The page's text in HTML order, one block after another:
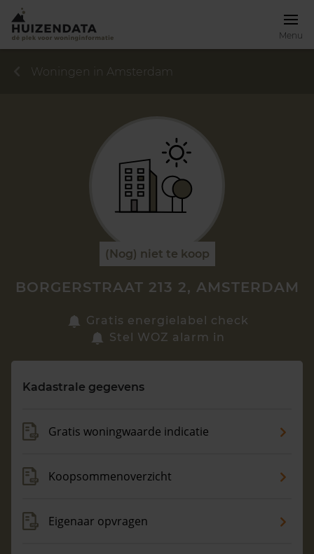
Menu
Zoek een woning
Maandag t/m vrijdag - 08:00 -18:00
Woningen in Amsterdam
(Nog) niet te koop
BORGERSTRAAT 213 2, AMSTERDAM
Gratis energielabel check
Stel WOZ alarm in
Kadastrale gegevens
Gratis woningwaarde indicatie
Koopsommenoverzicht
Eigenaar opvragen